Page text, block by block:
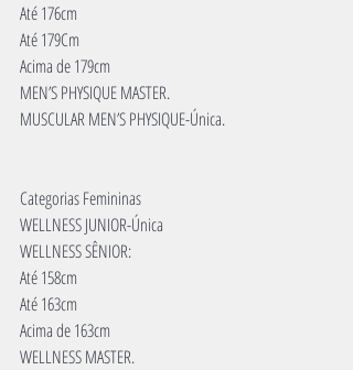
Até 176cm
Até 179Cm
Acima de 179cm
MEN’S PHYSIQUE MASTER.
MUSCULAR MEN’S PHYSIQUE-Única.
Categorias Femininas
WELLNESS JUNIOR-Única
WELLNESS SÊNIOR:
Até 158cm
Até 163cm
Acima de 163cm
WELLNESS MASTER.